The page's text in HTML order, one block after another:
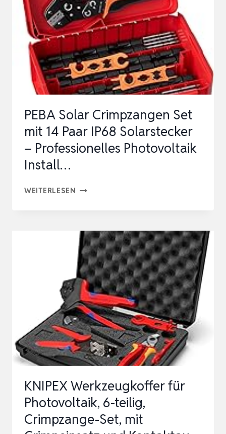
ELEKTRIKER
INSTALLATEUR
PV
MONTEUR,
9-
TEILIGES
S…
PEBA Solar Crimpzangen Set
mit 14 Paar IP68 Solarstecker
– Professionelles Photovoltaik
Install…
WEITERLESEN PEBA
SET
MIT
14
PAAR
IP68
SOLARSTECKER
–
PROFESSIONELLES
PHOTOVOLTAIK
KNIPEX Werkzeugkoffer für
Photovoltaik, 6-teilig,
Crimpzange-Set, mit